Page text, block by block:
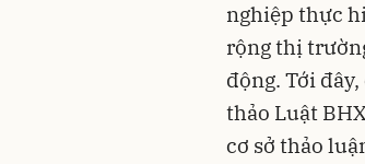
nghiệp thực
rộng thị
động. Tới
thảo Luật
cơ sở thảo